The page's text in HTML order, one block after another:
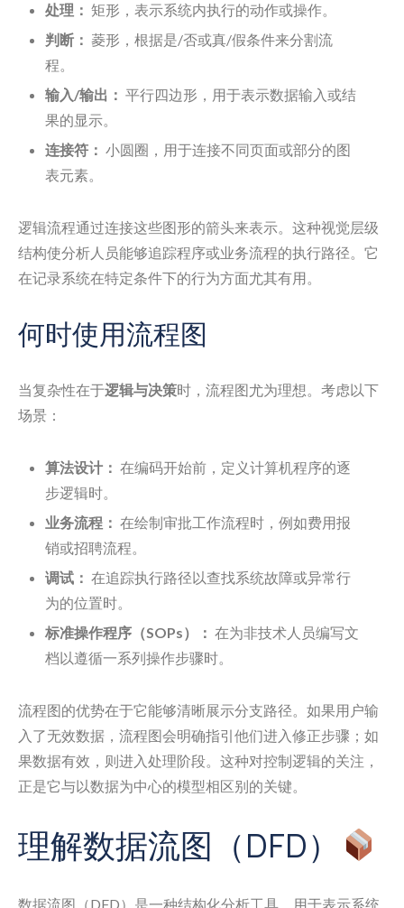
处理： 矩形，表示系统内执行的动作或操作。
判断： 菱形，根据是/否或真/假条件来分割流
程。
输入/输出： 平行四边形，用于表示数据输入或结
果的显示。
连接符： 小圆圈，用于连接不同页面或部分的图
表元素。
逻辑流程通过连接这些图形的箭头来表示。这种视觉层级
结构使分析人员能够追踪程序或业务流程的执行路径。它
在记录系统在特定条件下的行为方面尤其有用。
何时使用流程图
当复杂性在于逻辑与决策时，流程图尤为理想。考虑以下
场景：
算法设计： 在编码开始前，定义计算机程序的逐
步逻辑时。
业务流程： 在绘制审批工作流程时，例如费用报
销或招聘流程。
调试： 在追踪执行路径以查找系统故障或异常行
为的位置时。
标准操作程序（SOPs）： 在为非技术人员编写文
档以遵循一系列操作步骤时。
流程图的优势在于它能够清晰展示分支路径。如果用户输
入了无效数据，流程图会明确指引他们进入修正步骤；如
果数据有效，则进入处理阶段。这种对控制逻辑的关注，
正是它与以数据为中心的模型相区别的关键。
理解数据流图（DFD）
数据流图（DFD）是一种结构化分析工具，用于表示系统